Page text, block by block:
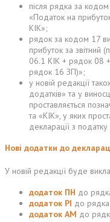
після рядка за
«Податок на
КІК»;
рядок за кодом 17
прибуток за
06.1 КІК + рядок 08
рядок 16 ЗП)»;
у новій редакції
додатків» та у
проставляється
та «КІК», у яких
декларації з
Нові додатки до
У новій редакції буде
додаток ПН до
додаток РІ до рядка
додаток АМ до